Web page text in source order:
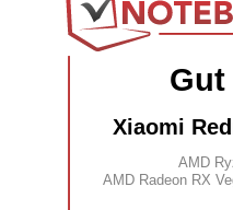
Gut
Xiaomi
AMD
AMD Radeon RX